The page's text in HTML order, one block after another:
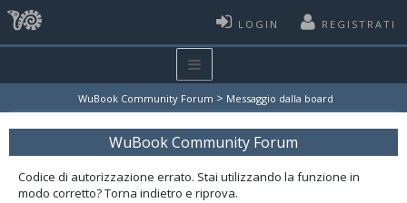
LOGIN REGISTRATI
WuBook Community Forum > Messaggio dalla board
WuBook Community Forum
Codice di autorizzazione errato. Stai utilizzando la funzione in
modo corretto? Torna indietro e riprova.